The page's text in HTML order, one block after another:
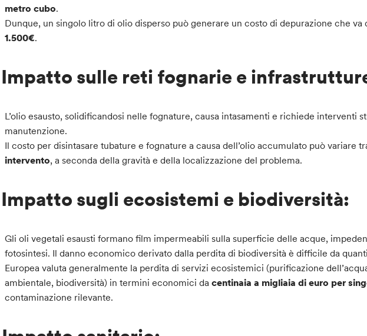
metro cubo.
Dunque, un singolo litro di olio disperso può generare un costo di depurazione che va
1.500€.
Impatto sulle reti fognarie e
L’olio esausto, solidificandosi nelle fognature, causa intasamenti e richiede interventi
manutenzione.
Il costo per disintasare tubature e fognature a causa dell’olio accumulato può variare
intervento, a seconda della gravità e della localizzazione del problema.
Impatto sugli ecosistemi e biodiversità:
Gli oli vegetali esausti formano film impermeabili sulla superficie delle acque,
fotosintesi. Il danno economico derivato dalla perdita di biodiversità è difficile da
Europea valuta generalmente la perdita di servizi ecosistemici (purificazione
ambientale, biodiversità) in termini economici dacentinaia a migliaia di euro per
contaminazione rilevante.